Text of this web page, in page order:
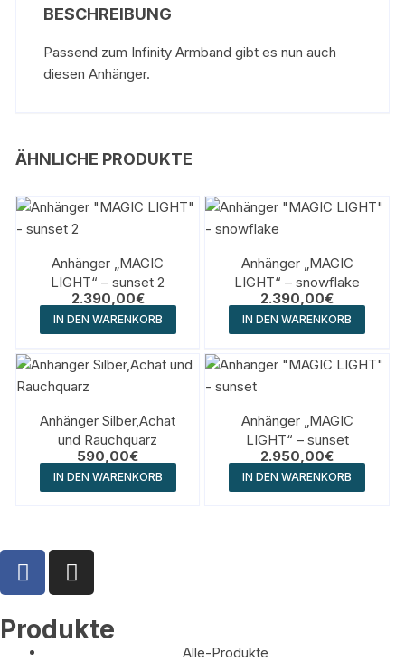
BESCHREIBUNG
Passend zum Infinity Armband gibt es nun auch
diesen Anhänger.
ÄHNLICHE PRODUKTE
Anhänger „MAGIC
LIGHT“ – sunset 2
2.390,00€
IN DEN WARENKORB
Anhänger „MAGIC
LIGHT“ – snowflake
2.390,00€
IN DEN WARENKORB
Anhänger Silber,Achat
und Rauchquarz
590,00€
IN DEN WARENKORB
Anhänger „MAGIC
LIGHT“ – sunset
2.950,00€
IN DEN WARENKORB
Produkte
Alle-Produkte